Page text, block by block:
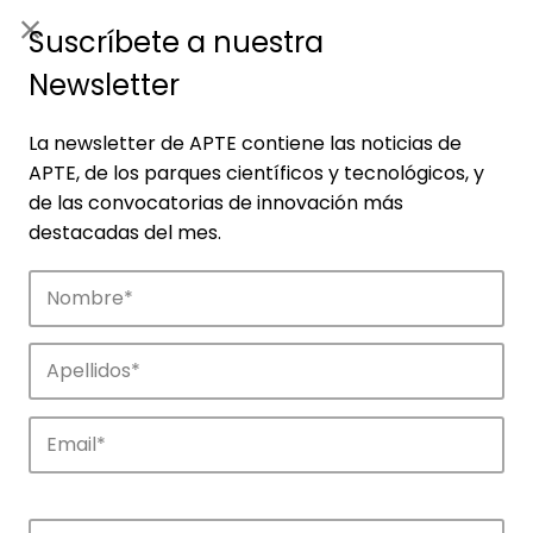
Empresas
Descubre las empresas que impulsan la
innovación en los parques de APTE.
Suscríbete a nuestra
Newsletter
La newsletter de APTE contiene las noticias de
APTE, de los parques científicos y tecnológicos, y
de las convocatorias de innovación más
destacadas del mes.